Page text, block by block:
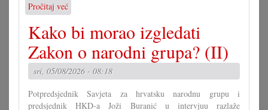
Pročitaj već
Ča
se
moremo
naučiti
od
Mirka
Berlakovića?
Kako bi morao izgledati
Zakon o narodni grupa? (II)
sri, 05/08/2026 - 08:18
Potpredsjednik Savjeta za hrvatsku narodnu grupu i
predsjednik HKD-a Joži Buranić u intervjuu razlaže